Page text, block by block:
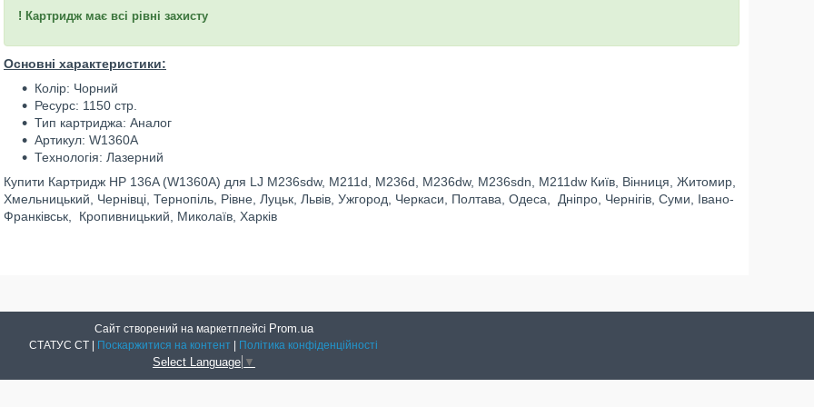
! Картридж має всі рівні захисту
Основні характеристики:
Колір: Чорний
Ресурс: 1150 стр.
Тип картриджа: Аналог
Артикул: W1360A
Технологія: Лазерний
Купити Картридж HP 136A (W1360A) для LJ M236sdw, M211d, M236d, M236dw, M236sdn, M211dw Київ, Вінниця, Житомир,
Хмельницький, Чернівці, Тернопіль, Рівне, Луцьк, Львів, Ужгород, Черкаси, Полтава, Одеса, Дніпро, Чернігів, Суми, Івано-
Франківськ, Кропивницький, Миколаїв, Харків
Сайт створений на маркетплейсі Prom.ua
Поскаржитися на контент Політика конфіденційності
Select Language ▼